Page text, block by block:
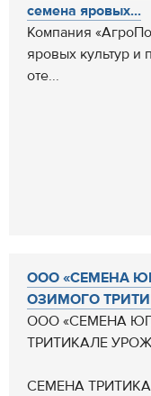
семена яровых...
Компания
яровых культур и
оте...
ООО «СЕМЕНА
ОЗИМОГО
ООО «СЕМЕНА
ТРИТИКАЛЕ
СЕМЕНА